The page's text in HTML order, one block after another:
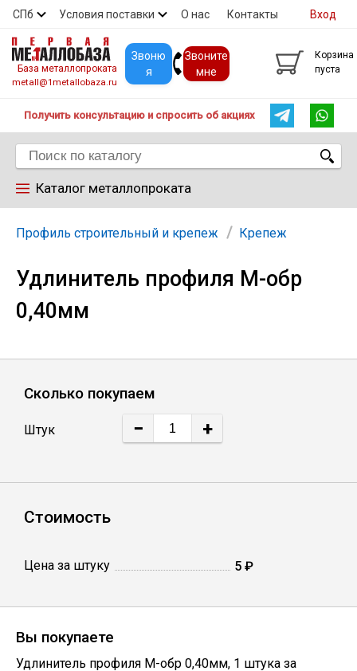
СПб Условия поставки О нас Контакты
Скидки Прайс Покупателям
Вход
База металлопроката
metall@1metallobaza.ru
Звоню
я
Звоните
мне
Корзина
пуста
Получить консультацию и спросить об акциях
Каталог металлопроката
Арматура
Труба профильная
Швеллер
Квадрат
Полоса
Катанка
Профиль строительный и крепеж Крепеж
Удлинитель профиля М-обр
0,40мм
Сколько покупаем
Штук − +
Стоимость
Цена за штуку 5 ₽
Вы покупаете
Удлинитель профиля М-обр 0,40мм, 1 штука за